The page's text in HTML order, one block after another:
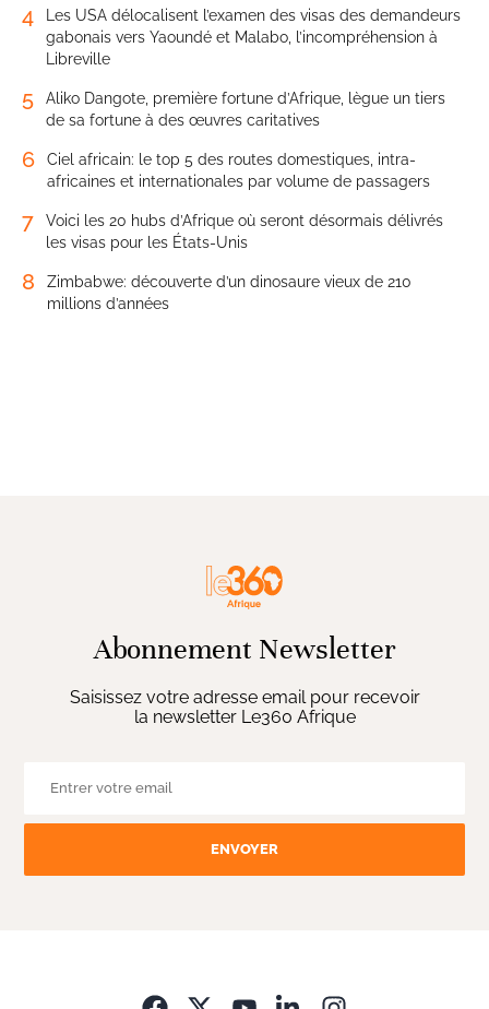
4
Les USA délocalisent l’examen des visas des demandeurs
gabonais vers Yaoundé et Malabo, l’incompréhension à
Libreville
5
Aliko Dangote, première fortune d’Afrique, lègue un tiers
de sa fortune à des œuvres caritatives
6
Ciel africain: le top 5 des routes domestiques, intra-
africaines et internationales par volume de passagers
7
Voici les 20 hubs d’Afrique où seront désormais délivrés
les visas pour les États-Unis
8
Zimbabwe: découverte d’un dinosaure vieux de 210
millions d’années
Abonnement Newsletter
Saisissez votre adresse email pour recevoir
la newsletter Le360 Afrique
ENVOYER